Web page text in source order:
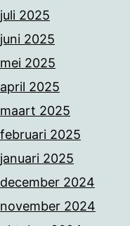
juli 2025
juni 2025
mei 2025
april 2025
maart 2025
februari 2025
januari 2025
december 2024
november 2024